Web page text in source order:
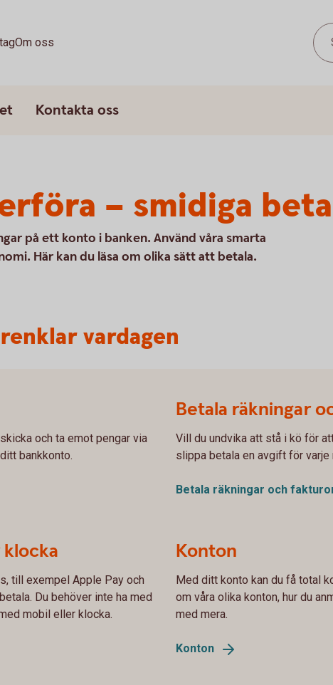
Om oss
Kontakta oss
– smidiga
på ett konto i banken. Använd våra smarta
Här kan du läsa om olika sätt att betala.
vardagen
och ta emot pengar via
bankkonto.
Betala räkningar
Vill du undvika att stå i kö för
slippa betala en avgift för varje
Betala räkningar och
till exempel Apple Pay och
Du behöver inte ha med
mobil eller klocka.
Konton
Med ditt konto kan du få total
om våra olika konton, hur du
med mera.
Konton